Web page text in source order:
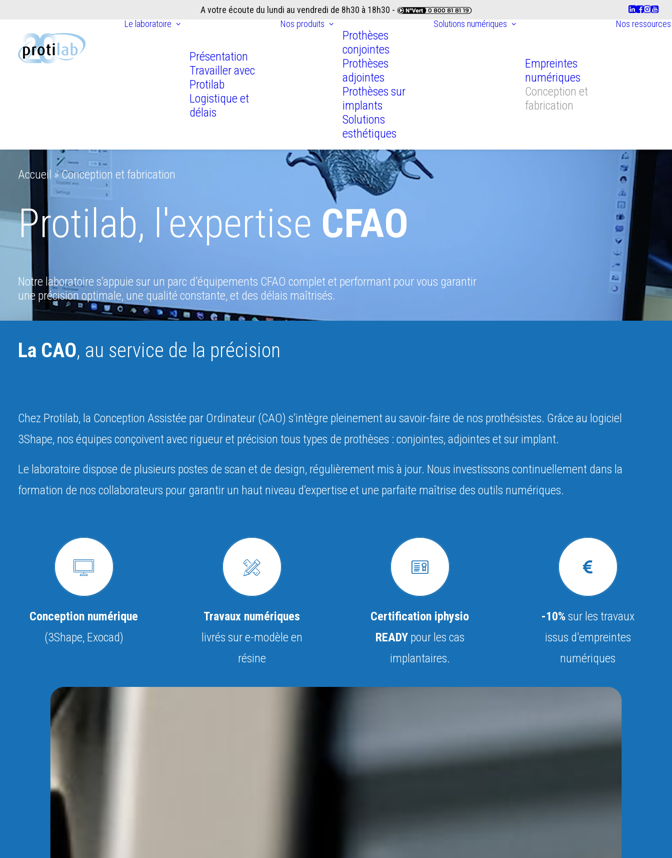
A votre écoute du lundi au vendredi de 8h30 à 18h30 -
Le laboratoire
Présentation
Travailler avec
Protilab
Logistique et
délais
Nos produits
Prothèses
conjointes
Prothèses
adjointes
Prothèses sur
implants
Solutions
esthétiques
Solutions numériques
Empreintes
numériques
Conception et
fabrication
Nos ressources
Accueil »Conception et fabrication
Protilab, l'expertise CFAO
Notre laboratoire s’appuie sur un parc d'équipements CFAO complet et performant pour vous garantir
une précision optimale, une qualité constante, et des délais maîtrisés.
La CAO, au service de la précision
Chez Protilab, la Conception Assistée par Ordinateur (CAO) s’intègre pleinement au savoir-faire de nos prothésistes. Grâce au logiciel
3Shape, nos équipes conçoivent avec rigueur et précision tous types de prothèses : conjointes, adjointes et sur implant.
Le laboratoire dispose de plusieurs postes de scan et de design, régulièrement mis à jour. Nous investissons continuellement dans la
formation de nos collaborateurs pour garantir un haut niveau d’expertise et une parfaite maîtrise des outils numériques.
Conception numérique
(3Shape, Exocad)
Travaux numériques
livrés sur e-modèle en
résine
Certification iphysio
READYpour les cas
implantaires.
-10%sur les travaux
issus d'empreintes
numériques